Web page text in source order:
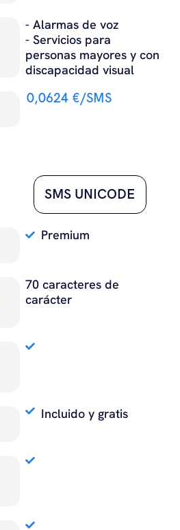
- Alarmas de voz
- Servicios para
personas mayores y con
discapacidad visual
0,0624 €/SMS
SMS UNICODE
Premium
70 caracteres de
carácter
Incluido y gratis